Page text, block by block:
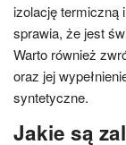
izolację termiczną
sprawia, że jest
Warto również
oraz jej
syntetyczne.
Jakie są